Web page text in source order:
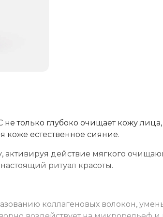
только глубоко очищает кожу
коже естественное сияние.
действие мягкого
ритуал красоты.
коллагеновых волокон,